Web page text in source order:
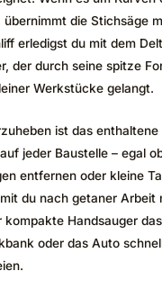
die Stichsäge
erledigst du mit dem
der durch seine spitze
Werkstücke gelangt.
ist das
jeder Baustelle – egal
entfernen oder kleine
du nach getaner Arbeit
Handsauger
oder das Auto